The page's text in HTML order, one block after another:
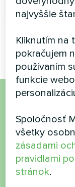
PREČÍTAJTE
Chcete
otázky?
Kontaktujte
najvyššie
Kliknutím na
pokračujem
používaním
funkcie
Spoločnosť
všetky
zásadami
pravidlami
stránok.